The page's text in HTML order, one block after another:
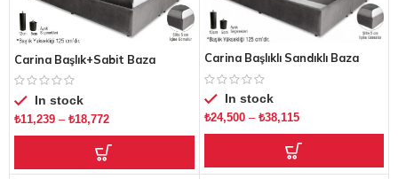
Carina Başlık+Sabit Baza
In stock
₺11,239 – ₺18,772
Carina Başlıklı Sandıklı Baza
In stock
₺24,500– ₺38,115